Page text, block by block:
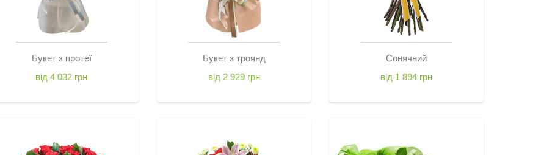
Букет з протеї
від 4 032 грн
Букет з троянд
від 2 929 грн
Сонячний
від 1 894 грн